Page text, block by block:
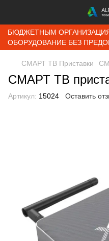
БЮДЖЕТНЫМ
ОБОРУДОВАНИЕ БЕЗ
СМАРТ ТВ Приставки
СМАРТ ТВ
Артикул: 15024 Оставить